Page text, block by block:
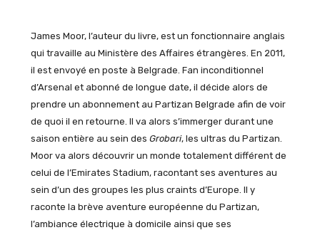
James Moor, l’auteur du livre, est un fonctionnaire anglais
qui travaille au Ministère des Affaires étrangères. En 2011,
il est envoyé en poste à Belgrade. Fan inconditionnel
d’Arsenal et abonné de longue date, il décide alors de
prendre un abonnement au Partizan Belgrade afin de voir
de quoi il en retourne. Il va alors s’immerger durant une
saison entière au sein des Grobari, les ultras du Partizan.
Moor va alors découvrir un monde totalement différent de
celui de l’Emirates Stadium, racontant ses aventures au
sein d’un des groupes les plus craints d’Europe. Il y
raconte la brève aventure européenne du Partizan,
l’ambiance électrique à domicile ainsi que ses